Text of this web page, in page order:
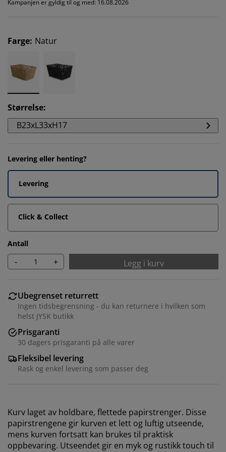
Kampanjen er gyldig til og med: 16.08.2026
Farge: Natur
Størrelse:
B23xL33xH17
Levering eller henting?
Levering
Click & Collect
Antall
- + Legg i kurv
Ubegrenset returrett
Ingen tidsbegrensning - du kan returnere i hvilken som
helst JYSK butikk
Prisgaranti
30 dagers prisgaranti på alle varer
Fleksibel levering
Rask og enkel levering som passer deg
Kurv laget av holdbare, flettede papirstrenger. Disse
papirstrengene gir kurven et lett og luftig utseende,
mens kurven fortsatt kan brukes til praktisk
oppbevaring. Utseendet gir en myk og rustikk touch til
Vi tilpasser opplevelsen din
mobile identifikatorer for å sikre en god opplevelse når
du besøker nettsiden vår. Informasjonskapsler samler
inn informasjon om deg for å sikre funksjonalitet,
statistikk og relevant markedsføring.